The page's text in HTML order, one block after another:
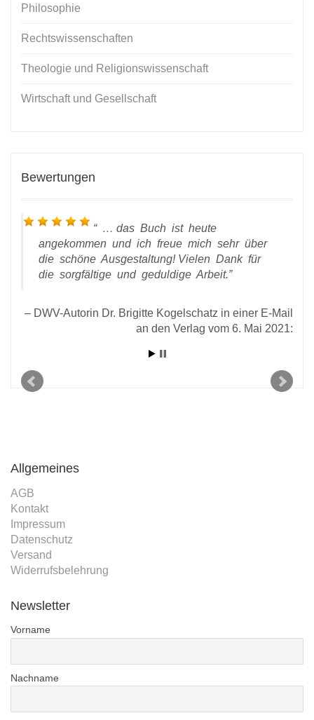
Philosophie
Rechtswissenschaften
Theologie und Religionswissenschaft
Wirtschaft und Gesellschaft
Bewertungen
… das Buch ist heute
angekommen und ich freue mich sehr über
die schöne Ausgestaltung! Vielen Dank für
die sorgfältige und geduldige Arbeit.
DWV-Autorin Dr. Brigitte Kogelschatz in einer E-Mail
an den Verlag vom 6. Mai 2021:
Allgemeines
AGB
Kontakt
Impressum
Datenschutz
Versand
Widerrufsbelehrung
Newsletter
Vorname
Nachname